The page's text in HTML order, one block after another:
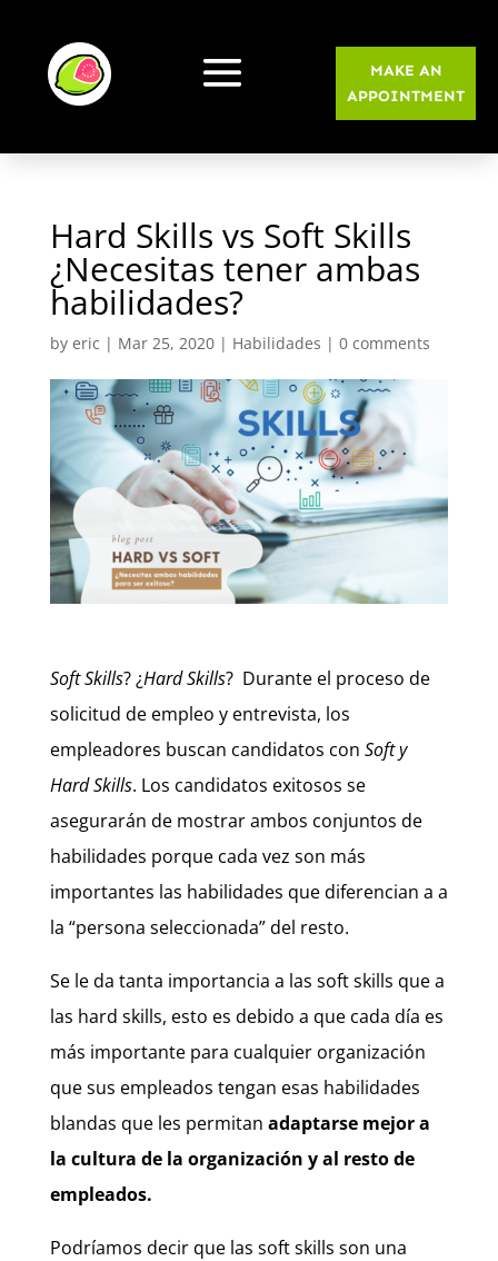
MAKE AN
APPOINTMENT
Hard Skills vs Soft Skills
¿Necesitas tener ambas
habilidades?
by eric | Mar 25, 2020| Habilidades | 0 comments
Soft Skills? ¿Hard Skills? Durante el proceso de
solicitud de empleo y entrevista, los
empleadores buscan candidatos con Soft y
Hard Skills. Los candidatos exitosos se
asegurarán de mostrar ambos conjuntos de
habilidades porque cada vez son más
importantes las habilidades que diferencian a a
la “persona seleccionada” del resto.
Se le da tanta importancia a las soft skills que a
las hard skills, esto es debido a que cada día es
más importante para cualquier organización
que sus empleados tengan esas habilidades
blandas que les permitan adaptarse mejor a
la cultura de la organización y al resto de
empleados.
Podríamos decir que las soft skills son una